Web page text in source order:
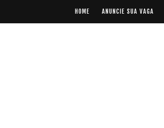
HOME ANUNCIE SUA VAGA